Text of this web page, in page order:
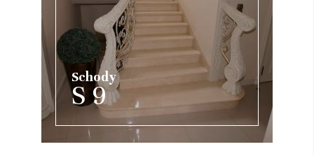
Schody
S 9